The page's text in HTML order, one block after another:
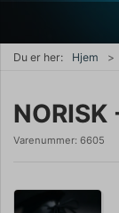
Du er her: Hjem
Varenummer: 6605